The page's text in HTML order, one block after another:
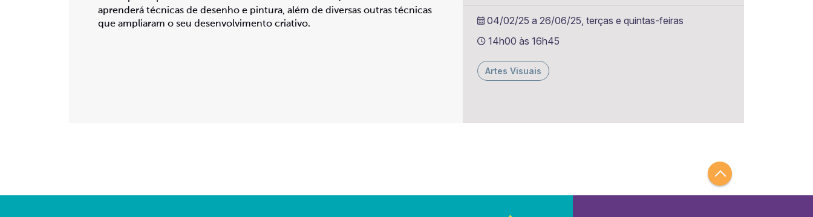
aprenderá técnicas de desenho e pintura, além de diversas outras técnicas
que ampliaram o seu desenvolvimento criativo.
04/02/25 a 26/06/25, terças e quintas-feiras
14h00 às 16h45
Artes Visuais